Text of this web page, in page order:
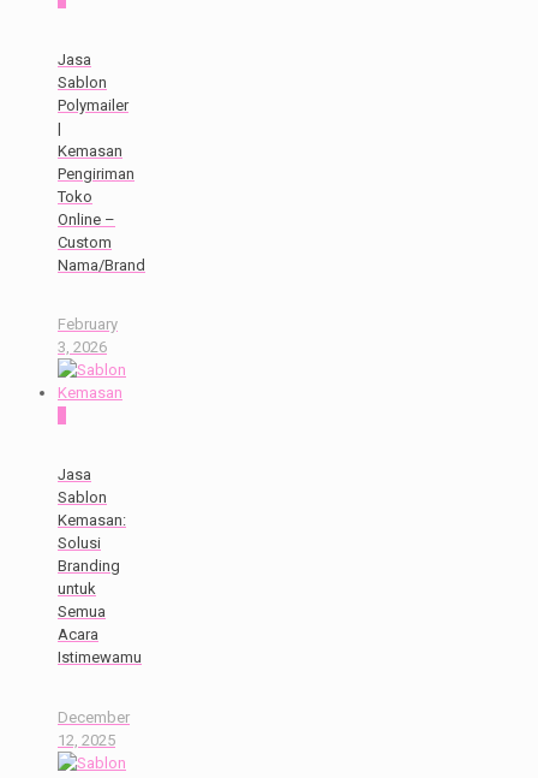
Jasa
Sablon
Polymailer
|
Kemasan
Pengiriman
Toko
Online –
Custom
Nama/Brand
February
3, 2026
Jasa
Sablon
Kemasan:
Solusi
Branding
untuk
Semua
Acara
Istimewamu
December
12, 2025